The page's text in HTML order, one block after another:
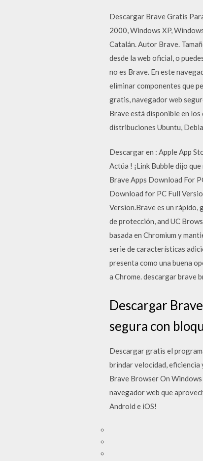
Descargar Brave Gratis
2000, Windows XP,
Catalán. Autor Brave.
desde la web oficial, o
no es Brave. En este
eliminar componentes que
gratis, navegador web
Brave está disponible en
distribuciones Ubuntu,
Descargar en : Apple App
Actúa ! ¡Link Bubble dijo
Brave Apps Download For
Download for PC Full
Version.Brave es un rápido,
de protección, and UC
basada en Chromium y
serie de características
presenta como una buena
a Chrome. descargar brave
Descargar
segura con
Descargar gratis el
brindar velocidad, eficiencia
Brave Browser On
navegador web que
Android e iOS!